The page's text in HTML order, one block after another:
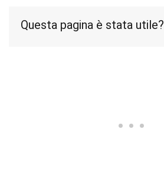
Questa pagina è stata utile?